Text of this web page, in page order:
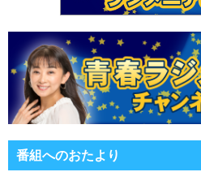
番組へのおたより